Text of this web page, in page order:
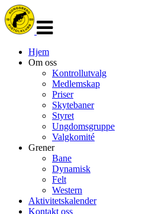
navigasjon
Hjem
Om oss
Kontrollutvalg
Medlemskap
Priser
Skytebaner
Styret
Ungdomsgruppe
Valgkomité
Grener
Bane
Dynamisk
Felt
Western
Aktivitetskalender
Kontakt oss